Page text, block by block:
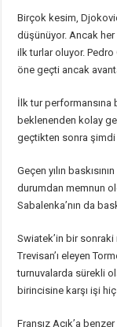
Birçok kesim,
düşünüyor. Ancak
ilk turlar oluyor. Pedro
öne geçti ancak
İlk tur performansına
beklenenden kolay
geçtikten sonra şimdi
Geçen yılın
durumdan memnun
Sabalenka’nın da
Swiatek’in bir
Trevisan’ı eleyen
turnuvalarda sürekli
birincisine karşı işi
Fransız Açık’a